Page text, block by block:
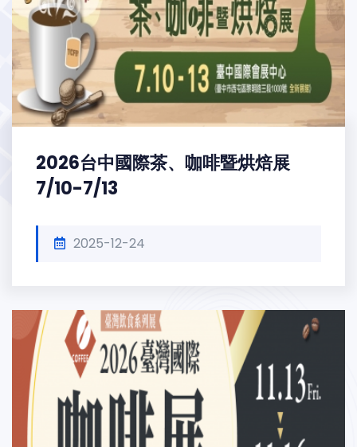
2026台中國際茶、咖啡暨烘焙展
7/10-7/13
2025-12-24